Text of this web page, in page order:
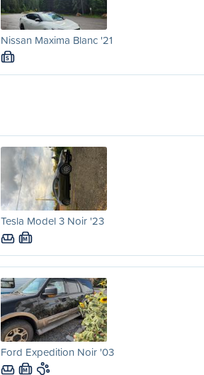
Nissan Maxima Blanc '21
S
Tesla Model 3 Noir '23
M
Ford Expedition Noir '03
M